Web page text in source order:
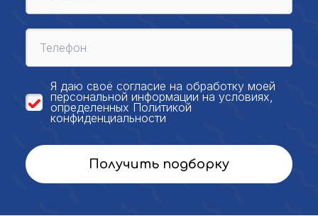
Я даю своё согласие на обработку моей
персональной информации на условиях,
определенных Политикой
конфиденциальности
Получить подборку